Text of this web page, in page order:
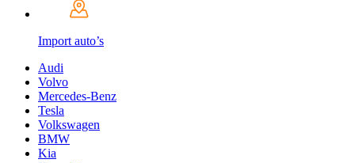
Import auto’s
Audi
Volvo
Mercedes-Benz
Tesla
Volkswagen
BMW
Kia